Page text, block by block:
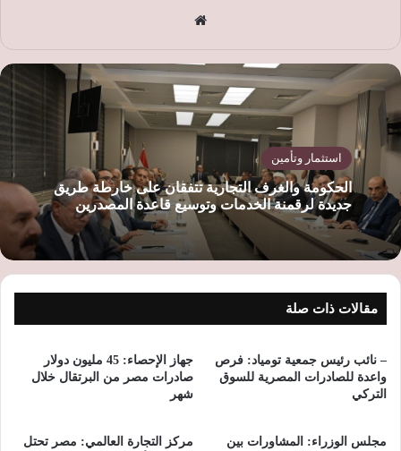
الوي
ب
استثمار وتأمين
الحكومة والغرف التجارية تتفقان على خارطة طريق
جديدة لرقمنة الخدمات وتوسيع قاعدة المصدرين
مقالات ذات صلة
– نائب رئيس جمعية تومياد: فرص
واعدة للصادرات المصرية للسوق
التركي
جهاز الإحصاء: 45 مليون دولار
صادرات مصر من البرتقال خلال
شهر
مجلس الوزراء: المشاورات بين
مركز التجارة العالمي: مصر تحتل